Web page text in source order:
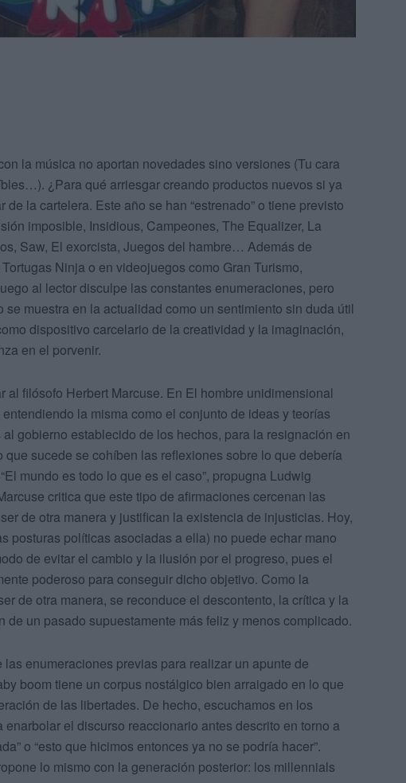
la música no aportan novedades sino versiones (Tu cara
¿Para qué arriesgar creando productos nuevos si ya
la cartelera. Este año se han “estrenado” o tiene previsto
imposible, Insidious, Campeones, The Equalizer, La
Saw, El exorcista, Juegos del hambre… Además de
Ninja o en videojuegos como Gran Turismo,
al lector disculpe las constantes enumeraciones, pero
muestra en la actualidad como un sentimiento sin duda útil
dispositivo carcelario de la creatividad y la imaginación,
en el porvenir.
al filósofo Herbert Marcuse. En El hombre unidimensional
la misma como el conjunto de ideas y teorías
gobierno establecido de los hechos, para la resignación en
que sucede se cohíben las reflexiones sobre lo que debería
mundo es todo lo que es el caso”, propugna Ludwig
critica que este tipo de afirmaciones cercenan las
de otra manera y justifican la existencia de injusticias. Hoy,
posturas políticas asociadas a ella) no puede echar mano
de evitar el cambio y la ilusión por el progreso, pues el
poderoso para conseguir dicho objetivo. Como la
de otra manera, se reconduce el descontento, la crítica y la
un pasado supuestamente más feliz y menos complicado.
enumeraciones previas para realizar un apunte de
boom tiene un corpus nostálgico bien arraigado en lo que
de las libertades. De hecho, escuchamos en los
el discurso reaccionario antes descrito en torno a
o “esto que hicimos entonces ya no se podría hacer”.
lo mismo con la generación posterior: los millennials